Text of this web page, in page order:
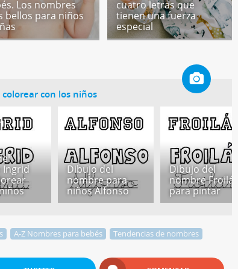
Los nombres
bellos para niños
cuatro letras que
tienen una fuerza
especial
con los niños
Ingrid
Dibujo del
nombre para
niños Alfonso
Dibujo del
nombre Froilán
para pintar
A-Z Nombres para bebés Tendencias de nombres